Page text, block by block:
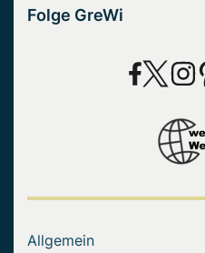
Folge GreWi
Allgemein